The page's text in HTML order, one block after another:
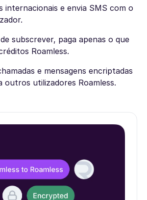
internacionais e envia SMS com o
subscrever, paga apenas o que
Roamless.
e mensagens encriptadas
outros utilizadores Roamless.